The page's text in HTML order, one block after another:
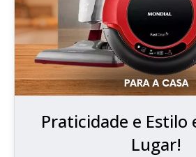
Praticidade e Estilo
Lugar!